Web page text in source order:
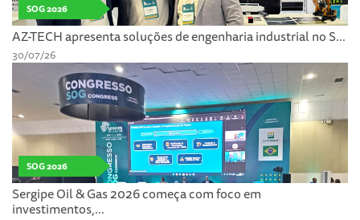
SOG 2026
AZ-TECH apresenta soluções de engenharia industrial no S...
30/07/26
SOG 2026
Sergipe Oil & Gas 2026 começa com foco em
investimentos,...